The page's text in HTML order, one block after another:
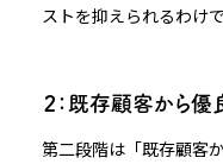
ストを抑えられるわけで
２：既存顧客から
第二段階は「既存顧客